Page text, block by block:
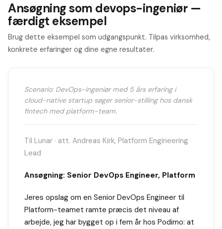
Ansøgning som devops-ingeniør —
færdigt eksempel
Brug dette eksempel som udgangspunkt. Tilpas virksomhed,
konkrete erfaringer og dine egne resultater.
Scenario: DevOps-ingeniør med 5 års erfaring i
cloud-native startup søger senior-stilling hos dansk
fintech med platform-team.
Til Lunar · att. Andreas Kirk, Platform Engineering
Lead
Ansøgning: Senior DevOps Engineer, Platform
Jeres opslag om en Senior DevOps Engineer til
Platform-teamet ramte præcis det niveau af
arbejde, jeg har bygget op i fem år hos Podimo: at